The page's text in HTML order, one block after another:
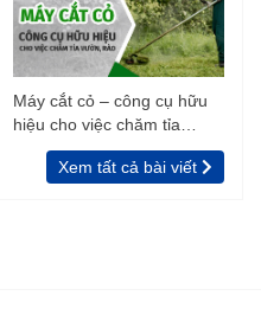
Máy cắt cỏ – công cụ hữu
hiệu cho việc chăm tỉa
vườn, rào
Xem tất cả bài viết